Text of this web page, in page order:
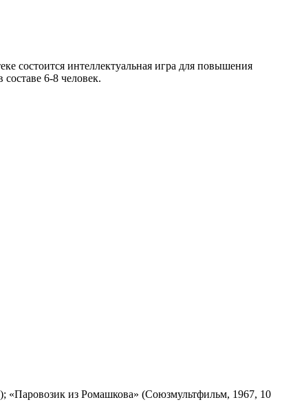
состоится интеллектуальная игра для повышения
6-8 человек.
из Ромашкова» (Союзмультфильм, 1967, 10